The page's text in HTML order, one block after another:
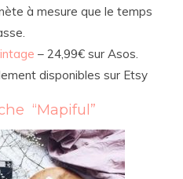
à mesure que le temps
– 24,99€ sur Asos.
disponibles sur Etsy
“Mapiful”